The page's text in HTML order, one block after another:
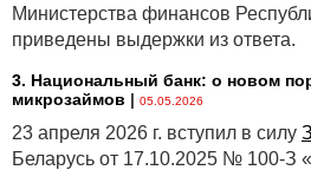
Министерства финансов
приведены выдержки из ответа.
3. Национальный банк: о новом
микрозаймов | 05.05.2026
23 апреля 2026 г. вступил в силу
Беларусь от 17.10.2025 № 100-З